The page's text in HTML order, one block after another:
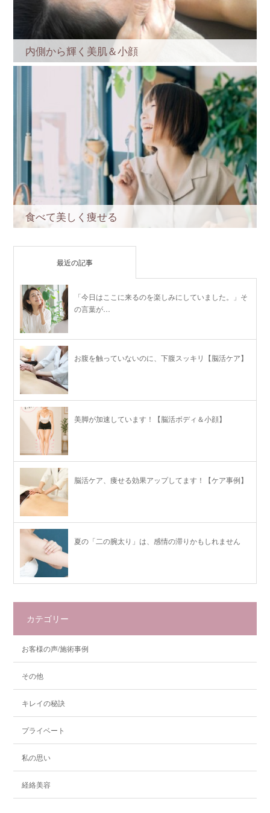
内側から輝く美肌＆小顔
食べて美しく痩せる
最近の記事
「今日はここに来るのを楽しみにしていました。」そ
の言葉が…
お腹を触っていないのに、下腹スッキリ【脳活ケア】
美脚が加速しています！【脳活ボディ＆小顔】
脳活ケア、痩せる効果アップしてます！【ケア事例】
夏の「二の腕太り」は、感情の滞りかもしれません
カテゴリー
お客様の声/施術事例
その他
キレイの秘訣
プライベート
私の思い
経絡美容